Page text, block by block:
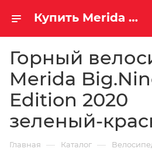
Купить Merida Big.Nine XT Edition 2020 зеленый-красный за рублей, а со скидкой
Горный
Merida
Edition 2020
зеленый-
Главная — Каталог —